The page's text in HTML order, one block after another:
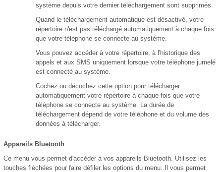
système depuis votre dernier téléchargement sont supprimés.
Quand le téléchargement automatique est désactivé, votre
répertoire n'est pas téléchargé automatiquement à chaque fois
que votre téléphone se connecte au système.
Vous pouvez accéder à votre répertoire, à l'historique des
appels et aux SMS uniquement lorsque votre téléphone jumelé
est connecté au système.
Cochez ou décochez cette option pour télécharger
automatiquement votre répertoire à chaque fois que votre
téléphone se connecte au système. La durée de
téléchargement dépend de votre téléphone et du volume des
données à télécharger.
Appareils Bluetooth
Ce menu vous permet d'accéder à vos appareils Bluetooth. Utilisez les
touches fléchées pour faire défiler les options du menu. Il vous permet